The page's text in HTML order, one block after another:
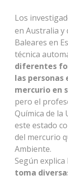
Los
en Australia y
Baleares en
técnica
diferentes
las
mercurio en
pero el
Química de la
este estado
del mercurio
Ambiente.
Según explica
toma